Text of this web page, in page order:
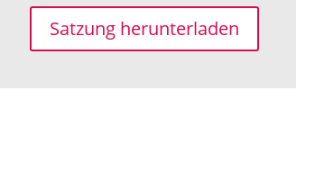
Satzung herunterladen